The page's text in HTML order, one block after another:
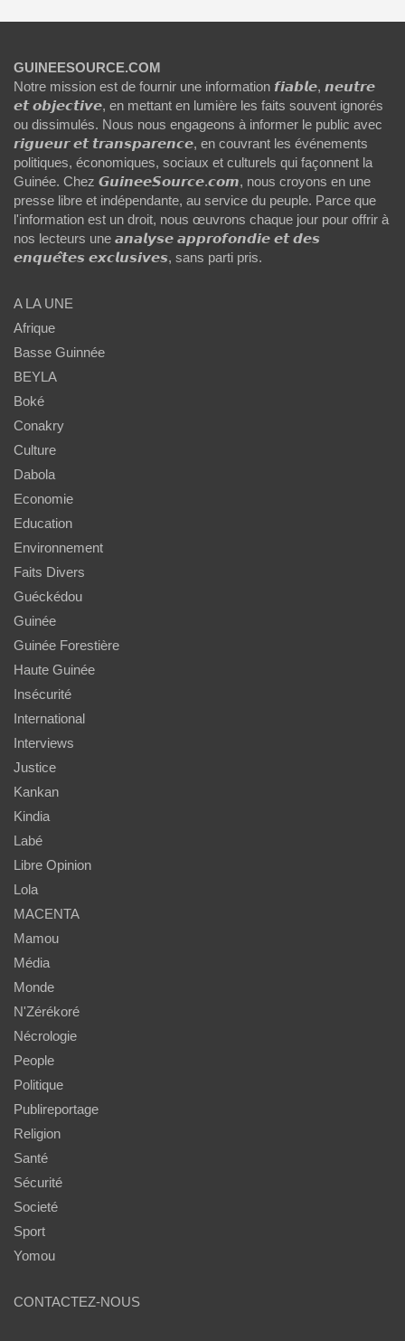
GUINEESOURCE.COM
Notre mission est de fournir une information 𝙛𝙞𝙖𝙗𝙡𝙚, 𝙣𝙚𝙪𝙩𝙧𝙚
𝙚𝙩 𝙤𝙗𝙟𝙚𝙘𝙩𝙞𝙫𝙚, en mettant en lumière les faits souvent ignorés
ou dissimulés. Nous nous engageons à informer le public avec
𝙧𝙞𝙜𝙪𝙚𝙪𝙧 𝙚𝙩 𝙩𝙧𝙖𝙣𝙨𝙥𝙖𝙧𝙚𝙣𝙘𝙚, en couvrant les événements
politiques, économiques, sociaux et culturels qui façonnent la
Guinée. Chez 𝙂𝙪𝙞𝙣𝙚𝙚𝙎𝙤𝙪𝙧𝙘𝙚.𝙘𝙤𝙢, nous croyons en une
presse libre et indépendante, au service du peuple. Parce que
l'information est un droit, nous œuvrons chaque jour pour offrir à
nos lecteurs une 𝙖𝙣𝙖𝙡𝙮𝙨𝙚 𝙖𝙥𝙥𝙧𝙤𝙛𝙤𝙣𝙙𝙞𝙚 𝙚𝙩 𝙙𝙚𝙨
𝙚𝙣𝙦𝙪𝙚̂𝙩𝙚𝙨 𝙚𝙭𝙘𝙡𝙪𝙨𝙞𝙫𝙚𝙨, sans parti pris.
A LA UNE
Afrique
Basse Guinnée
BEYLA
Boké
Conakry
Culture
Dabola
Economie
Education
Environnement
Faits Divers
Guéckédou
Guinée
Guinée Forestière
Haute Guinée
Insécurité
International
Interviews
Justice
Kankan
Kindia
Labé
Libre Opinion
Lola
MACENTA
Mamou
Média
Monde
N'Zérékoré
Nécrologie
People
Politique
Publireportage
Religion
Santé
Sécurité
Societé
Sport
Yomou
CONTACTEZ-NOUS